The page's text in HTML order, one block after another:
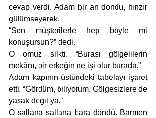
cevap verdi. Adam bir an dondu, hınzır
gülümseyerek,
“Sen müşterilerle hep böyle mi
konuşursun?” dedi.
O omuz silkti. “Burası gölgelilerin
mekânı, bir erkeğin ne işi olur burada.”
Adam kapının üstündeki tabelayı işaret
etti. “Gördüm, biliyorum. Gölgesizlere de
yasak değil ya.”
O sallana sallana bara döndü. Barmen